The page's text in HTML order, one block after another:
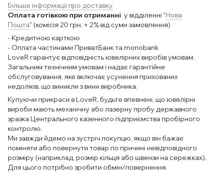
Більше інформації про доставку
Оплата готівкою при отриманні у відділенні "Нова
Пошта" (комісія 20 грн. + 2% від суми замовлення)
- Кредитною карткою
- Оплата частинами ПриватБанк та monobank
LoveR гарантує відповідність ювелірних виробів умовам.
Загальним технічним умовам і надає гарантійне
обслуговування, яке включає усунення прихованих
недоліків, що виникли з вини виробника.
Купуючи прикраси в LoveR, будьте впевнені, що ювелірні
вироби мають механічну або лазерну пробу державного
зразка Центрального казенного підприємства пробірного
контролю.
Ми завжди йдемо на зустріч покупцю, якщо він бажає
поміняти або повернути товар по причині невідповідного
розміру (наприклад, розмір кільця або швензи на сережках).
Для цього потрібно зробити обмін/повернення.